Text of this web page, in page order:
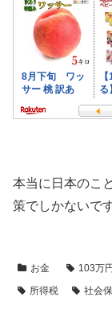
本当に日本のこ
策でしかないで
お金 103万
所得税
社会